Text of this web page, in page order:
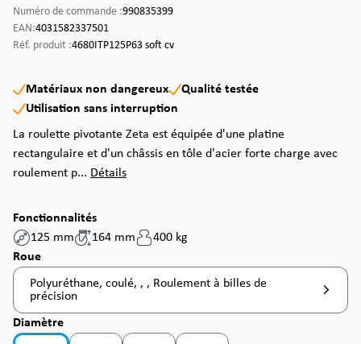
Numéro de commande :990835399
EAN:4031582337501
Réf. produit :4680ITP125P63 soft cv
Matériaux non dangereux
Qualité testée
Utilisation sans interruption
La roulette pivotante Zeta est équipée d'une platine
rectangulaire et d'un châssis en tôle d'acier forte charge avec
roulement p... Détails
Fonctionnalités
125 mm
164 mm
400 kg
Sélectionnez
Roue
Polyuréthane, coulé, , , Roulement à billes de
précision
Sélectionnez
Diamètre